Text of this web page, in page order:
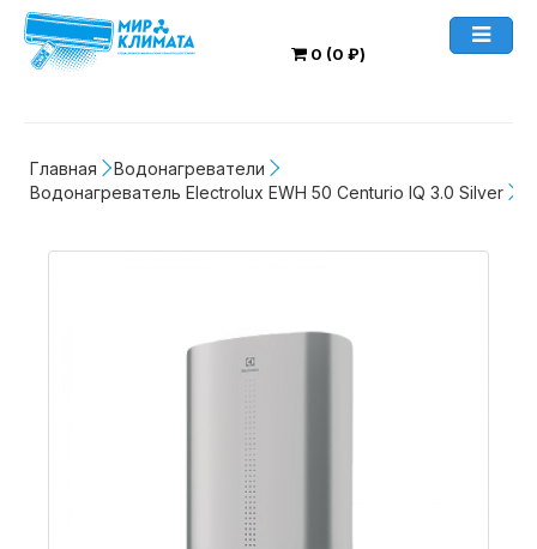
0 (0 ₽)
Главная
Водонагреватели
Водонагреватель Electrolux EWH 50 Centurio IQ 3.0 Silver